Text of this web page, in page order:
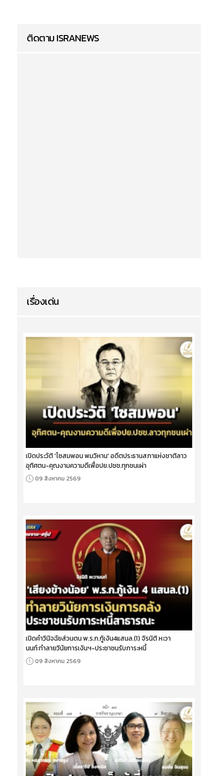
ติดตาม ISRANEWS
เรื่องเด่น
เปิดประวัติ 'ไซสมพอน พมวิหาน' อดีตประธานสภาแห่งชาติลาว
อุทิศตน-คุณงามความดีเพื่อปย.ปชช.ทุกชนเผ่า
09 สิงหาคม 2569
เปิดคำวินิจฉัยส่วนตน พ.ร.ก.กู้เงิน4แสนล.(1) จิรนิติ หะวา
นนท์:ทำลายวินัยการเงินฯ-ประชาชนรับภาระหนี้
09 สิงหาคม 2569